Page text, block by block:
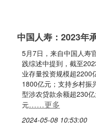
中国人寿：2023年
5月7日，来自中国人寿
践综述中提到，截至
业存量投资规模超2200
1800亿元；支持乡村振
型涉农贷款余额超230
元……更多
2024-05-08 10:53:00